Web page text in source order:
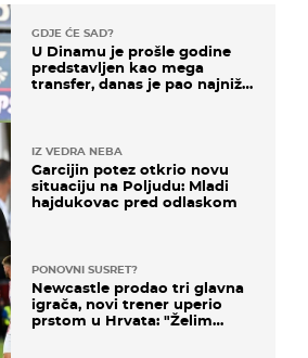
GDJE ĆE SAD?
U Dinamu je prošle godine
predstavljen kao mega
transfer, danas je pao najniže
IZ VEDRA NEBA
Garcijin potez otkrio novu
situaciju na Poljudu: Mladi
hajdukovac pred odlaskom
PONOVNI SUSRET?
Newcastle prodao tri glavna
igrača, novi trener uperio
prstom u Hrvata: "Želim